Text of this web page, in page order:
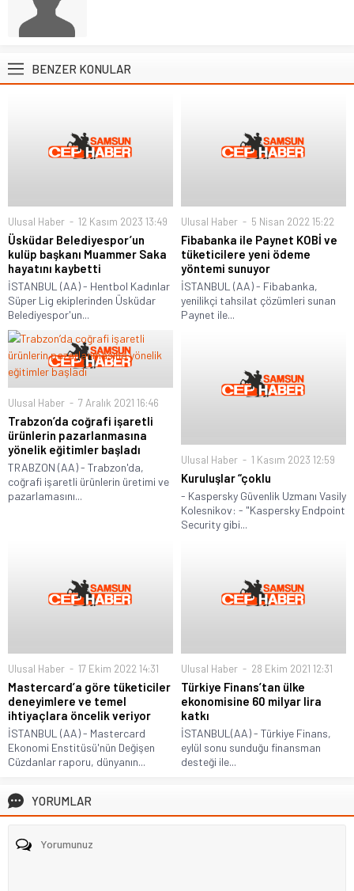
BENZER KONULAR
Ulusal Haber 12 Kasım 2023 13:49
Üsküdar Belediyespor’un
kulüp başkanı Muammer Saka
hayatını kaybetti
İSTANBUL (AA) - Hentbol Kadınlar
Süper Lig ekiplerinden Üsküdar
Belediyespor'un...
Ulusal Haber 5 Nisan 2022 15:22
Fibabanka ile Paynet KOBİ ve
tüketicilere yeni ödeme
yöntemi sunuyor
İSTANBUL (AA) - Fibabanka,
yenilikçi tahsilat çözümleri sunan
Paynet ile...
Ulusal Haber 7 Aralık 2021 16:46
Trabzon’da coğrafi işaretli
ürünlerin pazarlanmasına
yönelik eğitimler başladı
TRABZON (AA) - Trabzon'da,
coğrafi işaretli ürünlerin üretimi ve
pazarlamasını...
Ulusal Haber 1 Kasım 2023 12:59
Kuruluşlar “çoklu
- Kaspersky Güvenlik Uzmanı Vasily
Kolesnikov: - "Kaspersky Endpoint
Security gibi...
Ulusal Haber 17 Ekim 2022 14:31
Mastercard’a göre tüketiciler
deneyimlere ve temel
ihtiyaçlara öncelik veriyor
İSTANBUL (AA) - Mastercard
Ekonomi Enstitüsü'nün Değişen
Cüzdanlar raporu, dünyanın...
Ulusal Haber 28 Ekim 2021 12:31
Türkiye Finans’tan ülke
ekonomisine 60 milyar lira
katkı
İSTANBUL(AA) - Türkiye Finans,
eylül sonu sunduğu finansman
desteği ile...
YORUMLAR